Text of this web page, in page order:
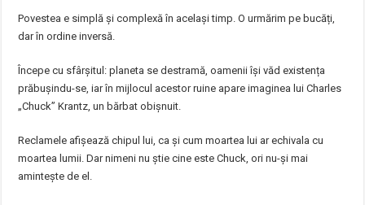
Povestea e simplă și complexă în același timp. O urmărim pe bucăți,
dar în ordine inversă.
Începe cu sfârșitul: planeta se destramă, oamenii își văd existența
prăbușindu-se, iar în mijlocul acestor ruine apare imaginea lui Charles
„Chuck” Krantz, un bărbat obișnuit.
Reclamele afișează chipul lui, ca și cum moartea lui ar echivala cu
moartea lumii. Dar nimeni nu știe cine este Chuck, ori nu-și mai
amintește de el.